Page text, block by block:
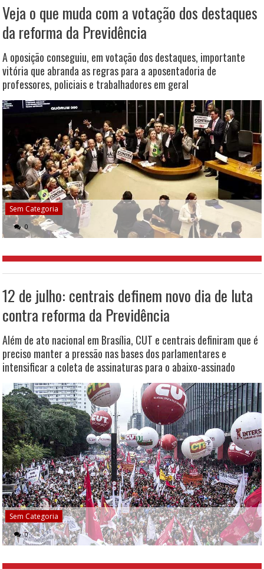
Veja o que muda com a votação dos destaques
da reforma da Previdência
A oposição conseguiu, em votação dos destaques, importante
vitória que abranda as regras para a aposentadoria de
professores, policiais e trabalhadores em geral
Sem Categoria
0
12 de julho: centrais definem novo dia de luta
contra reforma da Previdência
Além de ato nacional em Brasília, CUT e centrais definiram que é
preciso manter a pressão nas bases dos parlamentares e
intensificar a coleta de assinaturas para o abaixo-assinado
Sem Categoria
0